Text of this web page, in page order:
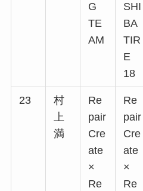
G
TE
AM
SHI
BA
TIR
E
18
23
村
上
満
Re
pair
Cre
ate
×
Re
Re
pair
Cre
ate
×
Re